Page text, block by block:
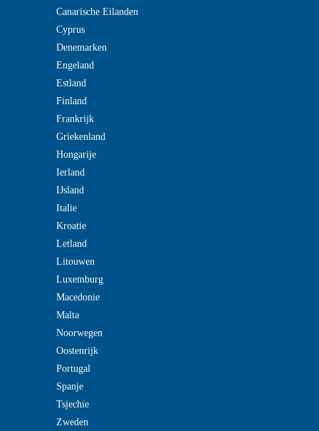
Canarische Eilanden
Cyprus
Denemarken
Engeland
Estland
Finland
Frankrijk
Griekenland
Hongarije
Ierland
IJsland
Italie
Kroatie
Letland
Litouwen
Luxemburg
Macedonie
Malta
Noorwegen
Oostenrijk
Portugal
Spanje
Tsjechie
Zweden